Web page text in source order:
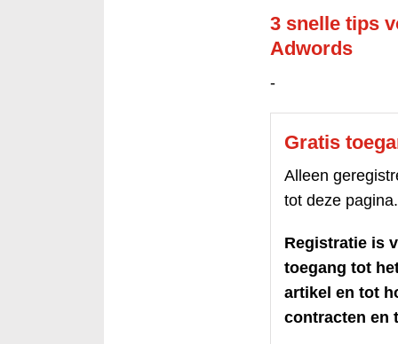
3 snelle tips
Adwords
-
Gratis
Alleen
tot deze pagina.
Registratie is
toegang tot
artikel en tot
contracten en